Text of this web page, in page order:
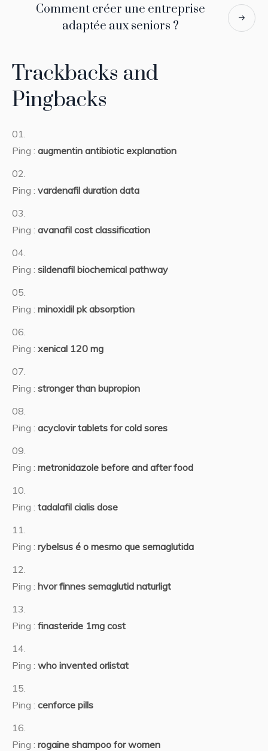
Comment créer une entreprise
adaptée aux seniors ?
Trackbacks and
Pingbacks
Ping : augmentin antibiotic explanation
Ping : vardenafil duration data
Ping : avanafil cost classification
Ping : sildenafil biochemical pathway
Ping : minoxidil pk absorption
Ping : xenical 120 mg
Ping : stronger than bupropion
Ping : acyclovir tablets for cold sores
Ping : metronidazole before and after food
Ping : tadalafil cialis dose
Ping : rybelsus é o mesmo que semaglutida
Ping : hvor finnes semaglutid naturligt
Ping : finasteride 1mg cost
Ping : who invented orlistat
Ping : cenforce pills
Ping : rogaine shampoo for women